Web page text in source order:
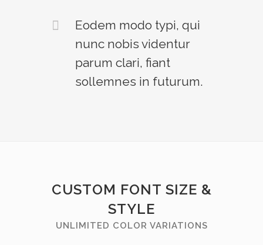
Eodem modo typi, qui
nunc nobis videntur
parum clari, fiant
sollemnes in futurum.
CUSTOM FONT SIZE &
STYLE
UNLIMITED COLOR VARIATIONS